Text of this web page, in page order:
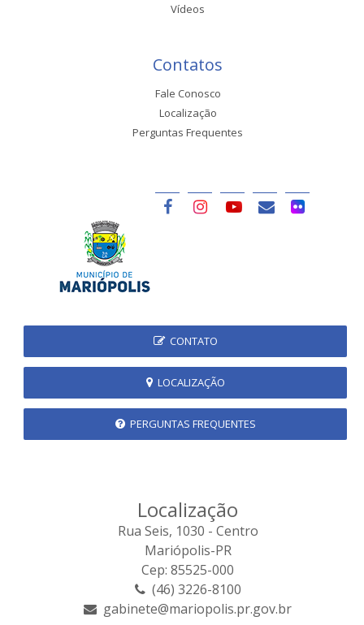
Vídeos
Contatos
Fale Conosco
Localização
Perguntas Frequentes
CONTATO
LOCALIZAÇÃO
PERGUNTAS FREQUENTES
Localização
Rua Seis, 1030 - Centro
Mariópolis-PR
Cep: 85525-000
(46) 3226-8100
gabinete@mariopolis.pr.gov.br